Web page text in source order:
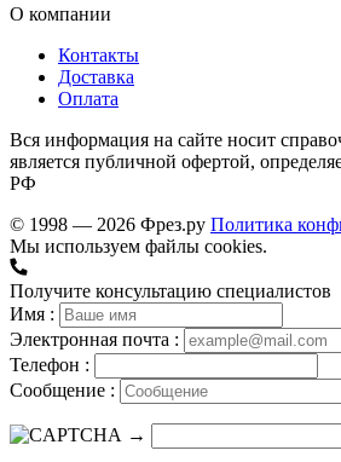
О компании
Контакты
Доставка
Оплата
Вся информация на сайте носит
является публичной офертой,
РФ
© 1998 — 2026 Фрез.ру Политика
Мы используем файлы cookies.
Получите консультацию специалистов
Имя :
Электронная почта :
Телефон :
Сообщение :
→